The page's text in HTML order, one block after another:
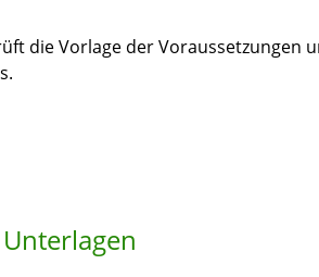
die Vorlage der Voraussetzungen
.